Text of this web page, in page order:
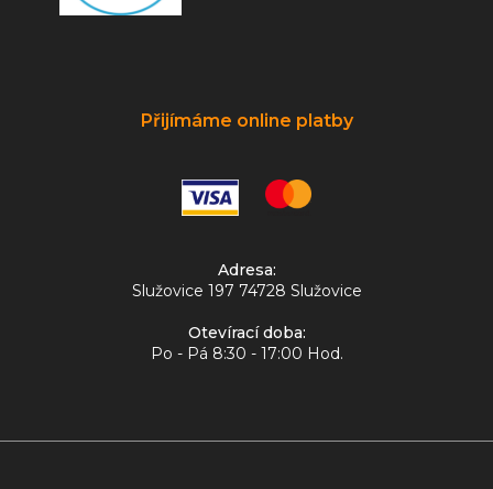
Přijímáme online platby
Adresa:
Služovice 197 74728 Služovice
Otevírací doba:
Po - Pá 8:30 - 17:00 Hod.